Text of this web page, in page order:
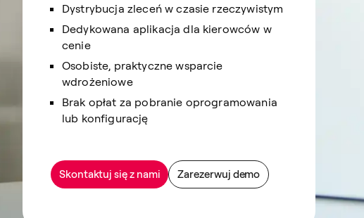
Dystrybucja zleceń w czasie rzeczywistym
Dedykowana aplikacja dla kierowców w
cenie
Osobiste, praktyczne wsparcie
wdrożeniowe
Brak opłat za pobranie oprogramowania
lub konfigurację
Skontaktuj się z nami Zarezerwuj demo